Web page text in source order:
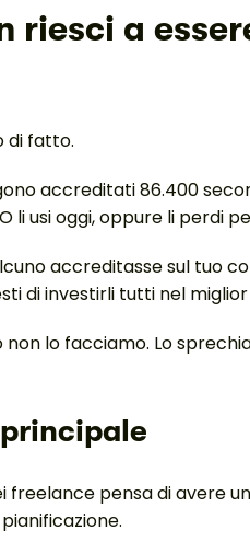
riesci a
di fatto.
accreditati 86.400
li usi oggi, oppure li perdi
accreditasse sul tuo
di investirli tutti nel
lo facciamo. Lo
freelance pensa di avere